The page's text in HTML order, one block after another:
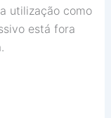
utilização como
está fora